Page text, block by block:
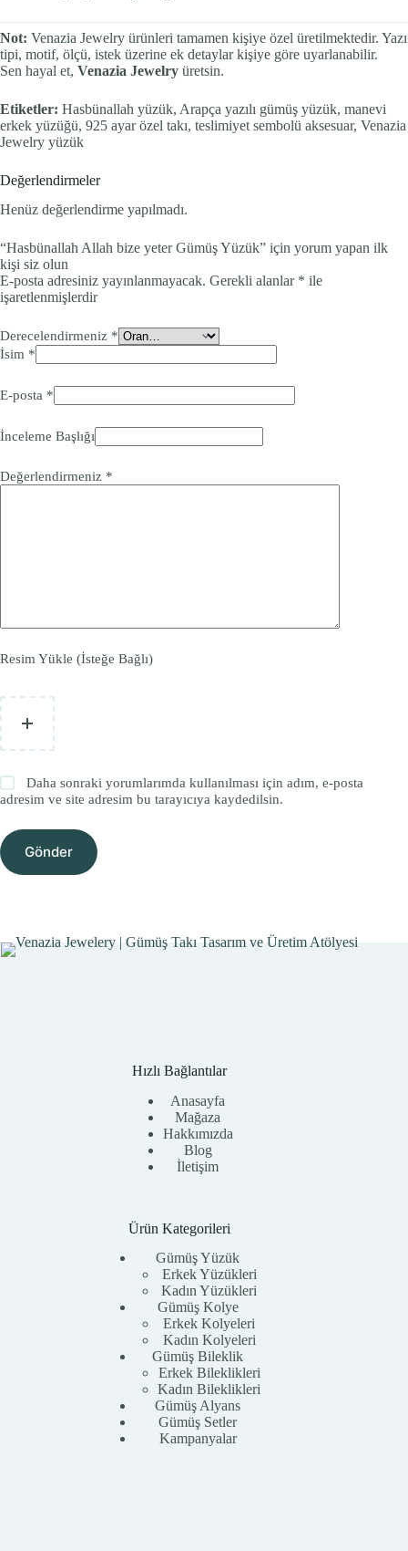
Not: Venazia Jewelry ürünleri tamamen kişiye özel üretilmektedir. Yazı
tipi, motif, ölçü, istek üzerine ek detaylar kişiye göre uyarlanabilir.
Sen hayal et, Venazia Jewelry üretsin.
Etiketler: Hasbünallah yüzük, Arapça yazılı gümüş yüzük, manevi
erkek yüzüğü, 925 ayar özel takı, teslimiyet sembolü aksesuar, Venazia
Jewelry yüzük
Değerlendirmeler
Henüz değerlendirme yapılmadı.
“Hasbünallah Allah bize yeter Gümüş Yüzük” için yorum yapan ilk
kişi siz olun
E-posta adresiniz yayınlanmayacak. Gerekli alanlar * ile
işaretlenmişlerdir
Derecelendirmeniz *
İsim *
E-posta *
İnceleme Başlığı
Değerlendirmeniz *
Resim Yükle (İsteğe Bağlı)
Daha sonraki yorumlarımda kullanılması için adım, e-posta
adresim ve site adresim bu tarayıcıya kaydedilsin.
Gönder
Hızlı Bağlantılar
Anasayfa
Mağaza
Hakkımızda
Blog
İletişim
Ürün Kategorileri
Gümüş Yüzük
Erkek Yüzükleri
Kadın Yüzükleri
Gümüş Kolye
Erkek Kolyeleri
Kadın Kolyeleri
Gümüş Bileklik
Erkek Bileklikleri
Kadın Bileklikleri
Gümüş Alyans
Gümüş Setler
Kampanyalar